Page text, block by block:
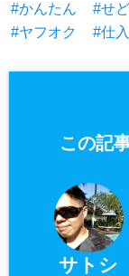
かんたん せ
ヤフオク
仕
この記
サトシ